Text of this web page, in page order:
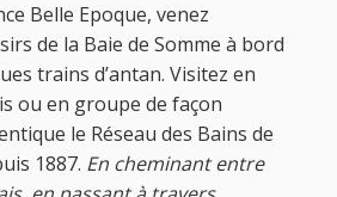
Belle Epoque, venez
de la Baie de Somme à bord
trains d’antan. Visitez en
ou en groupe de façon
le Réseau des Bains de
1887. En cheminant entre